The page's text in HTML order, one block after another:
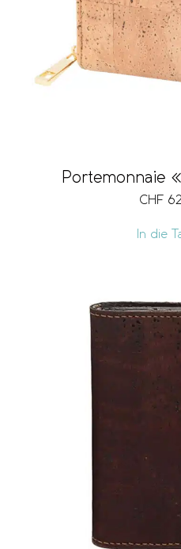
Portemonnaie
CHF
In die